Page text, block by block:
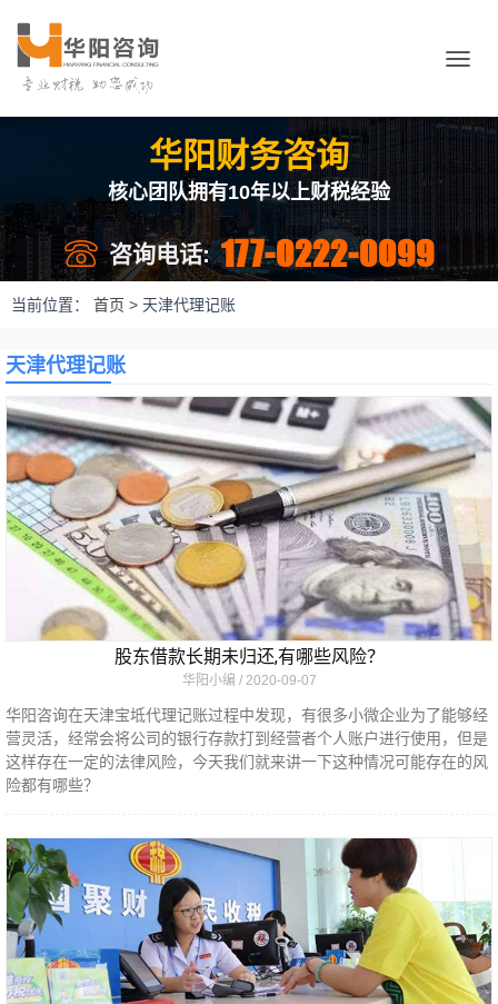
导
华阳财务咨询
核心团队拥有10年以上财税经验
咨询电话: 177-0222-0099
当前位置： 首页 > 天津代理记账
天津代理记账
股东借款长期未归还,有哪些风险？
华阳小编 2020-09-07
华阳咨询在天津宝坻代理记账过程中发现，有很多小微企业为了能够经
营灵活，经常会将公司的银行存款打到经营者个人账户进行使用，但是
这样存在一定的法律风险，今天我们就来讲一下这种情况可能存在的风
险都有哪些？